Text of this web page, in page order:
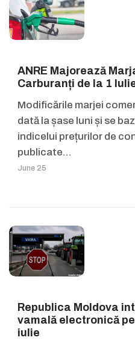
ANRE Majorează
Carburanți de la 1
Modificările marjei
dată la șase luni și se
indicelui prețurilor de
publicate…
June 25
Republica Moldova
vamală electronică
iulie